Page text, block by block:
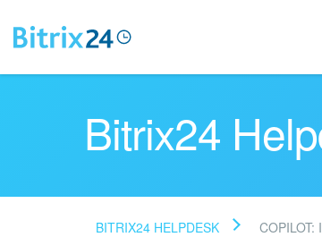
Bitrix24
BITRIX24 HELPDESK COPILOT: